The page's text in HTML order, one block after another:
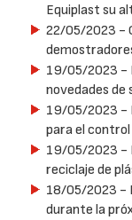
Equiplast su
22/05/2023 -
19/05/2023 -
novedades de
19/05/2023 -
para el control
19/05/2023 -
reciclaje de
18/05/2023 -
durante la